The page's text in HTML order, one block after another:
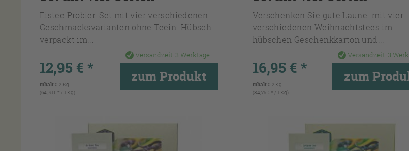
Eistee Probier-Set mit vier verschiedenen
Geschmacksvarianten ohne Teein. Hübsch
verpackt im...
Versandzeit: 3 Werktage
12,95 € *
Inhalt 0.2 Kg
(64,75 € * / 1 Kg)
zum Produkt
Verschenken Sie gute Laune. mit vier
verschiedenen Weihnachtstees im
hübschen Geschenkkarton und...
Versandzeit: 3
16,95 € *
Inhalt 0.2 Kg
(84,75 € * / 1 Kg)
zum